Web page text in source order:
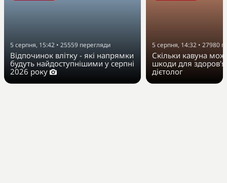
5 серпня, 15:42 • 25559 перегляди
Відпочинок влітку - які напрямки
будуть найдоступнішими у серпні
2026 року
5 серпня, 14:32 • 27980
Скільки кавуна
шкоди для
дієтолог